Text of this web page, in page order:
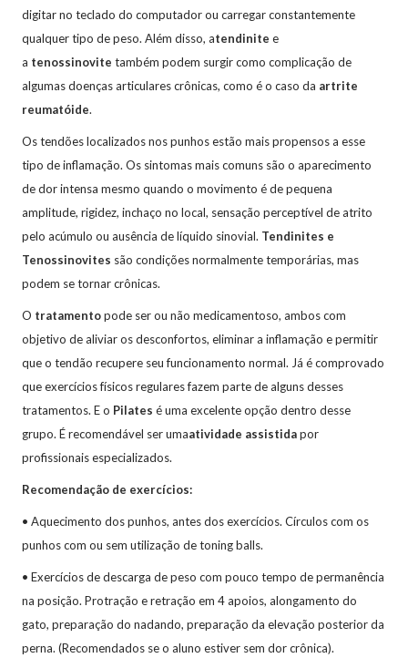
digitar no teclado do computador ou carregar constantemente
qualquer tipo de peso. Além disso, atendinite e
a tenossinovite também podem surgir como complicação de
algumas doenças articulares crônicas, como é o caso da artrite
reumatóide.
Os tendões localizados nos punhos estão mais propensos a esse
tipo de inflamação. Os sintomas mais comuns são o aparecimento
de dor intensa mesmo quando o movimento é de pequena
amplitude, rigidez, inchaço no local, sensação perceptível de atrito
pelo acúmulo ou ausência de líquido sinovial. Tendinites e
Tenossinovites são condições normalmente temporárias, mas
podem se tornar crônicas.
O tratamentopode ser ou não medicamentoso, ambos com
objetivo de aliviar os desconfortos, eliminar a inflamação e permitir
que o tendão recupere seu funcionamento normal. Já é comprovado
que exercícios físicos regulares fazem parte de alguns desses
tratamentos. E o Pilates é uma excelente opção dentro desse
grupo. É recomendável ser umaatividade assistidapor
profissionais especializados.
Recomendação de exercícios:
• Aquecimento dos punhos, antes dos exercícios. Círculos com os
punhos com ou sem utilização de toning balls.
• Exercícios de descarga de peso com pouco tempo de permanência
na posição. Protração e retração em 4 apoios, alongamento do
gato, preparação do nadando, preparação da elevação posterior da
perna. (Recomendados se o aluno estiver sem dor crônica).